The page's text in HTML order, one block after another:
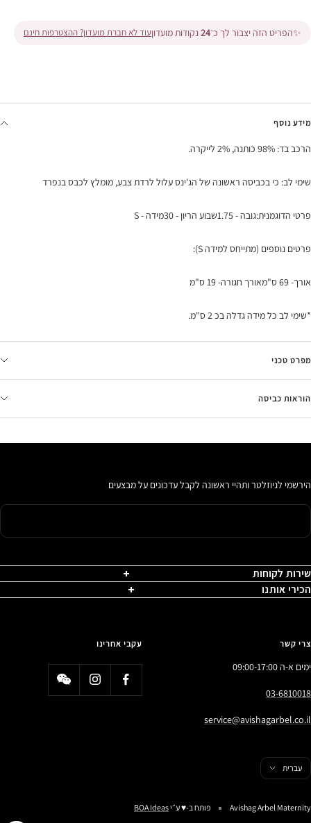
✨הפריט הזה יצבור לך כ־24נקודות מועדוןעוד לא חברת מועדון? ההצטרפות חינם
מידע נוסף
הרכב בד: 98% כותנה, 2% לייקרה.
שימי לב: כי בכביסה ראשונה של הג'ינס עלול לרדת צבע, מומלץ לכבס בנפרד
פרטי הדוגמנית:גובה - 1.75שבוע הריון - 30מידה - S
פרטים נוספים (מתייחס למידה S):
אורך- 69 ס"מאורך חגורה- 19 ס"מ
*שימי לב כל מידה גדלה בכ 2 ס"מ.
מפרט טכני
הוראות כביסה
הירשמי לניוזלטר ותהיי ראשונה לקבל עדכונים על מבצעים
שירות לקוחות
הכירי אותנו
צרי קשר
ימים א-ה 09:00-17:00
03-6810018
service@avishagarbel.co.il
עקבי אחרינו
שפהעברית
Avishag Arbel Maternity פותח ב-♥️ ע״יBOA Ideas